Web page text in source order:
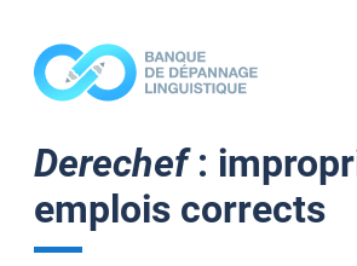
Derechef:
emplois corrects